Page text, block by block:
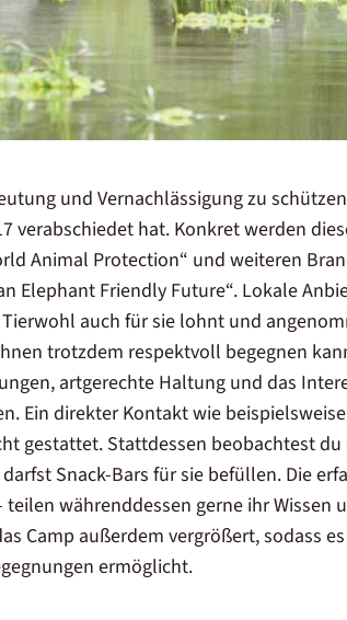
und Vernachlässigung zu
verabschiedet hat. Konkret werden
Animal Protection“ und weiteren
Elephant Friendly Future“. Lokale
auch für sie lohnt und
trotzdem respektvoll begegnen
artgerechte Haltung und das
Ein direkter Kontakt wie
gestattet. Stattdessen beobachtest
Snack-Bars für sie befüllen. Die
währenddessen gerne ihr Wissen
Camp außerdem vergrößert, sodass
ermöglicht.